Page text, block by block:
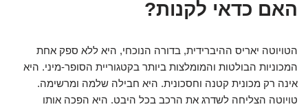
האם כדאי לקנות?
הטויוטה יאריס ההיברידית, בדורה הנוכחי, היא ללא ספק אחת
המכוניות הבולטות והמומלצות ביותר בקטגוריית הסופר-מיני. היא
אינה רק מכונית קטנה וחסכונית. היא חבילה שלמה ומרשימה.
טויוטה הצליחה לשדרג את הרכב בכל היבט. היא הפכה אותו